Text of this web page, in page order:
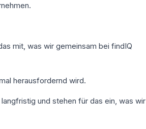
mit, was wir gemeinsam bei findIQ
herausfordernd wird.
und stehen für das ein, was wir